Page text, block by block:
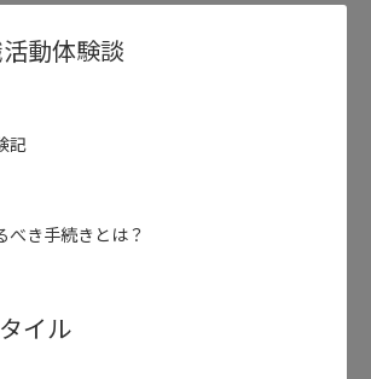
動体験談
記
べき手続きとは？
イル